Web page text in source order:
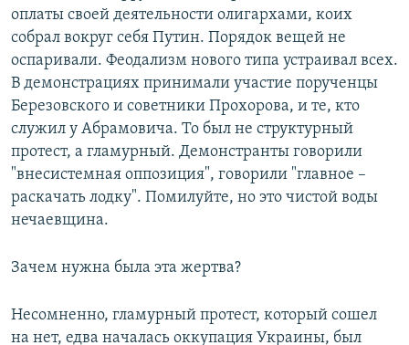
оплаты своей деятельности олигархами, коих
собрал вокруг себя Путин. Порядок вещей не
оспаривали. Феодализм нового типа устраивал всех.
В демонстрациях принимали участие порученцы
Березовского и советники Прохорова, и те, кто
служил у Абрамовича. То был не структурный
протест, а гламурный. Демонстранты говорили
"внесистемная оппозиция", говорили "главное –
раскачать лодку". Помилуйте, но это чистой воды
нечаевщина.
Зачем нужна была эта жертва?
Несомненно, гламурный протест, который сошел
на нет, едва началась оккупация Украины, был